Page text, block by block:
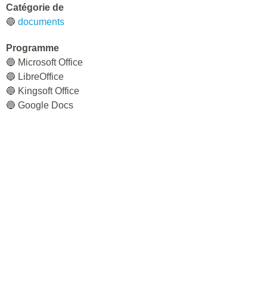
Catégorie de
🔵 documents
Programme
🔵 Microsoft Office
🔵 LibreOffice
🔵 Kingsoft Office
🔵 Google Docs